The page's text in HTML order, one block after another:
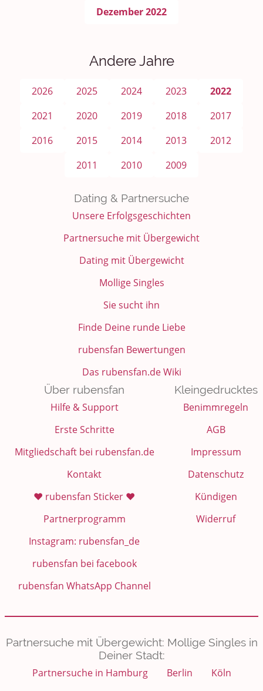
Dezember 2022
Andere Jahre
2026 2025 2024 2023
2022
2021
2020 2019 2018
2017
2016
2015 2014 2013
2012
2011
2010 2009
Dating & Partnersuche
Unsere Erfolgsgeschichten
Partnersuche mit Übergewicht
Dating mit Übergewicht
Mollige Singles
Sie sucht ihn
Finde Deine runde Liebe
rubensfan Bewertungen
Das rubensfan.de Wiki
Über rubensfan
Hilfe & Support
Erste Schritte
Mitgliedschaft bei rubensfan.de
Kontakt
❤️ rubensfan Sticker ❤️
Partnerprogramm
Instagram: rubensfan_de
rubensfan bei facebook
rubensfan WhatsApp Channel
Kleingedrucktes
Benimmregeln
AGB
Impressum
Datenschutz
Kündigen
Widerruf
Partnersuche mit Übergewicht: Mollige Singles in
Deiner Stadt:
Partnersuche in Hamburg
Berlin
Köln